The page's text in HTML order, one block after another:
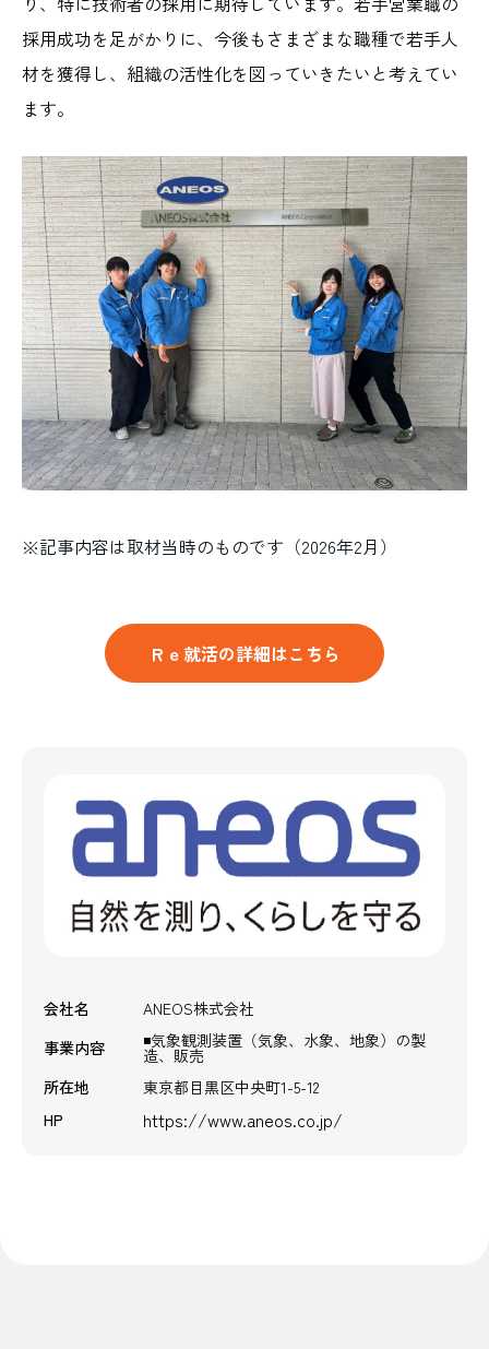
採用成功を足がかりに、今後もさまざまな職種で若手人
材を獲得し、組織の活性化を図っていきたいと考えてい
ます。
※記事内容は取材当時のものです（2026年2月）
Ｒｅ就活の詳細はこちら
会社名
ANEOS株式会社
事業内容
◾️気象観測装置（気象、水象、地象）の製
造、販売
所在地
東京都目黒区中央町1-5-12
HP
https://www.aneos.co.jp/